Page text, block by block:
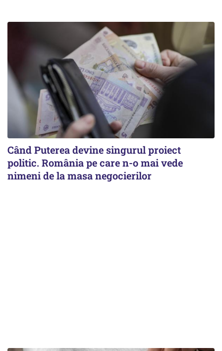
Când Puterea devine singurul proiect
politic. România pe care n-o mai vede
nimeni de la masa negocierilor